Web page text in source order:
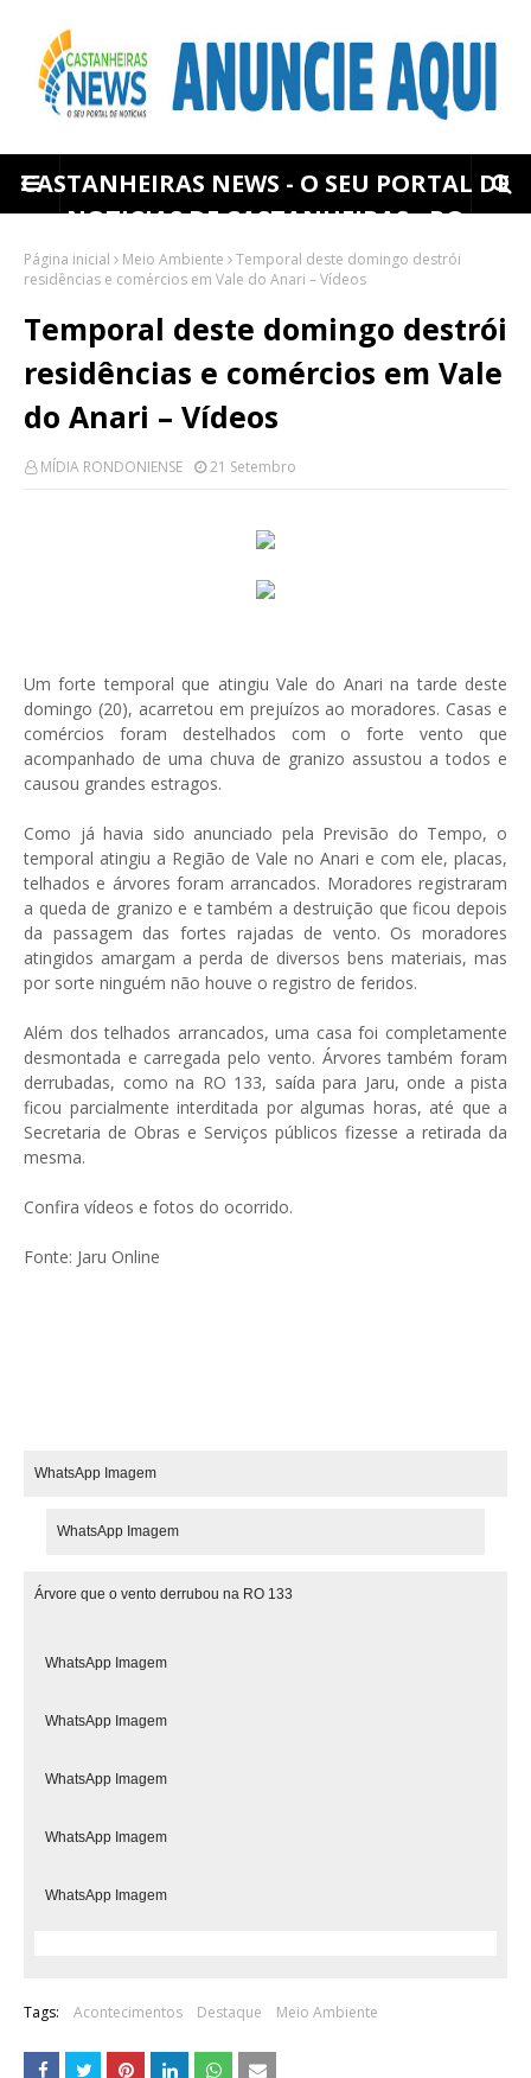
CASTANHEIRAS NEWS - O SEU PORTAL DE
NOTICIAS DE CASTANHEIRAS - RO
Página inicial Meio Ambiente
Temporal deste domingo destrói
residências e comércios em Vale do Anari – Vídeos
Temporal deste domingo destrói
residências e comércios em Vale
do Anari – Vídeos
MÍDIA RONDONIENSE 21 Setembro
Um forte temporal que atingiu Vale do Anari na tarde deste
domingo (20), acarretou em prejuízos ao moradores. Casas e
comércios foram destelhados com o forte vento que
acompanhado de uma chuva de granizo assustou a todos e
causou grandes estragos.
Como já havia sido anunciado pela Previsão do Tempo, o
temporal atingiu a Região de Vale no Anari e com ele, placas,
telhados e árvores foram arrancados. Moradores registraram
a queda de granizo e e também a destruição que ficou depois
da passagem das fortes rajadas de vento. Os moradores
atingidos amargam a perda de diversos bens materiais, mas
por sorte ninguém não houve o registro de feridos.
Além dos telhados arrancados, uma casa foi completamente
desmontada e carregada pelo vento. Árvores também foram
derrubadas, como na RO 133, saída para Jaru, onde a pista
ficou parcialmente interditada por algumas horas, até que a
Secretaria de Obras e Serviços públicos fizesse a retirada da
mesma.
Confira vídeos e fotos do ocorrido.
Fonte: Jaru Online
WhatsApp Imagem
WhatsApp Imagem
Árvore que o vento derrubou na RO 133
WhatsApp Imagem
WhatsApp Imagem
WhatsApp Imagem
WhatsApp Imagem
WhatsApp Imagem
Tags: Acontecimentos Destaque Meio Ambiente